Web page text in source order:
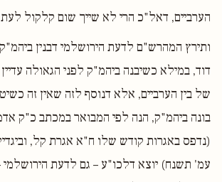
הערביים, דאל"כ הרי לא שייך שום קלקול
ותירץ המהרש"ם לדעת הירושלמי דבנין
דוד, במילא כשיבנה ביהמ"ק לפני הגאולה
של בין הערביים, אלא דנוסף לזה שאין זה
בונה ביהמ"ק, הנה לפי המבואר במכתב כ"ק
(נדפס באגרות קודש שלו ח"א אגרת קל,
עמ' תשנח) יוצא דלכו"ע – גם לדעת